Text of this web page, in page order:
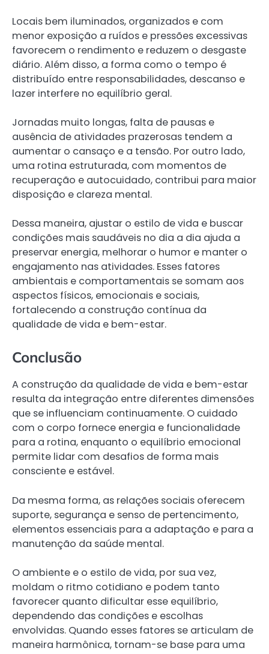
Locais bem iluminados, organizados e com
menor exposição a ruídos e pressões excessivas
favorecem o rendimento e reduzem o desgaste
diário. Além disso, a forma como o tempo é
distribuído entre responsabilidades, descanso e
lazer interfere no equilíbrio geral.
Jornadas muito longas, falta de pausas e
ausência de atividades prazerosas tendem a
aumentar o cansaço e a tensão. Por outro lado,
uma rotina estruturada, com momentos de
recuperação e autocuidado, contribui para maior
disposição e clareza mental.
Dessa maneira, ajustar o estilo de vida e buscar
condições mais saudáveis no dia a dia ajuda a
preservar energia, melhorar o humor e manter o
engajamento nas atividades. Esses fatores
ambientais e comportamentais se somam aos
aspectos físicos, emocionais e sociais,
fortalecendo a construção contínua da
qualidade de vida e bem-estar.
Conclusão
A construção da qualidade de vida e bem-estar
resulta da integração entre diferentes dimensões
que se influenciam continuamente. O cuidado
com o corpo fornece energia e funcionalidade
para a rotina, enquanto o equilíbrio emocional
permite lidar com desafios de forma mais
consciente e estável.
Da mesma forma, as relações sociais oferecem
suporte, segurança e senso de pertencimento,
elementos essenciais para a adaptação e para a
manutenção da saúde mental.
O ambiente e o estilo de vida, por sua vez,
moldam o ritmo cotidiano e podem tanto
favorecer quanto dificultar esse equilíbrio,
dependendo das condições e escolhas
envolvidas. Quando esses fatores se articulam de
maneira harmônica, tornam-se base para uma